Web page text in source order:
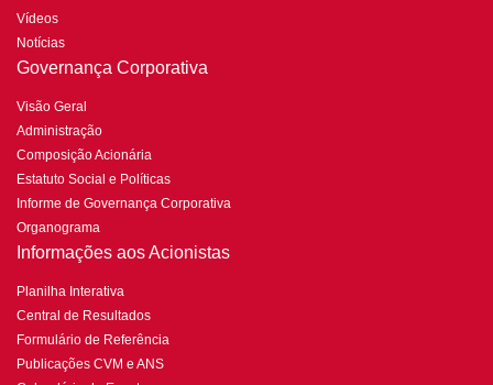
Vídeos
Notícias
Governança Corporativa
Visão Geral
Administração
Composição Acionária
Estatuto Social e Políticas
Informe de Governança Corporativa
Organograma
Informações aos Acionistas
Planilha Interativa
Central de Resultados
Formulário de Referência
Publicações CVM e ANS